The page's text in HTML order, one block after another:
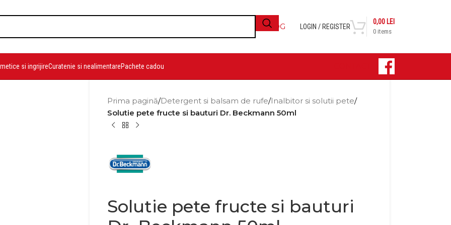
BLOG LOGIN / REGISTER
0 items
0,00 LEI
si ingrijireCuratenie si nealimentarePachete cadou
Prima pagină/Detergent si balsam de rufe/Inalbitor si solutii pete/
Solutie pete fructe si bauturi Dr. Beckmann 50ml
Solutie pete fructe si bauturi